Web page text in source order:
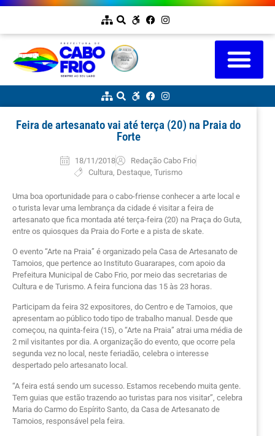
Feira de artesanato vai até terça (20) na Praia do
Forte
18/11/2018
Redação Cabo Frio
Cultura Destaque ,Turismo
Uma boa oportunidade para o cabo-friense conhecer a arte local e
o turista levar uma lembrança da cidade é visitar a feira de
artesanato que fica montada até terça-feira (20) na Praça do Guta,
entre os quiosques da Praia do Forte e a pista de skate.
O evento “Arte na Praia” é organizado pela Casa de Artesanato de
Tamoios, que pertence ao Instituto Guararapes, com apoio da
Prefeitura Municipal de Cabo Frio, por meio das secretarias de
Cultura e de Turismo. A feira funciona das 15 às 23 horas.
Participam da feira 32 expositores, do Centro e de Tamoios, que
apresentam ao público todo tipo de trabalho manual. Desde que
começou, na quinta-feira (15), o “Arte na Praia” atrai uma média de
2 mil visitantes por dia. A organização do evento, que ocorre pela
segunda vez no local, neste feriadão, celebra o interesse
despertado pelo artesanato local.
“A feira está sendo um sucesso. Estamos recebendo muita gente.
Tem guias que estão trazendo ao turistas para nos visitar”, celebra
Maria do Carmo do Espírito Santo, da Casa de Artesanato de
Tamoios, responsável pela feira.